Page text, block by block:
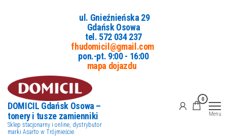
ul. Gnieźnieńska 29
Gdańsk Osowa
tel. 572 034 237
fhudomicil@gmail.com
pon.-pt. 9:00 - 16:00
mapa dojazdu
DOMICIL Gdańsk Osowa –
tonery i tusze zamienniki
Sklep stacjonarny i online, dystrybutor
marki Asarto w Trójmieście.
0
Menu